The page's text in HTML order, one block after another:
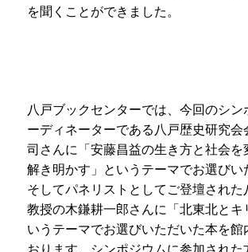
を聞くことができました。
八戸ブックセンターでは、今回のシン
ーディネーターである八戸歴史研究会
司さんに「安藤昌益の生き方と社会を
解き明かす」というテーマでお選びい
そしてパネリストとしてご登壇された
教授の木鎌耕一郎さんに「北東北とキ
いうテーマでお選びいただいた本を館
おります。シンポジウムに参加された